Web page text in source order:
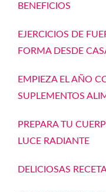
BENEFICIOS
EJERCICIOS DE
FORMA DESDE
EMPIEZA EL AÑO
SUPLEMENTOS
PREPARA TU
LUCE RADIANTE
DELICIOSAS